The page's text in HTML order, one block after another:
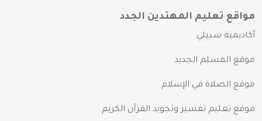
مواقع تعليم المهتدين الجدد
أكاديمية سبيلي
موقع المسلم الجديد
موقع الصلاة في الإسلام
موقع تعليم تفسير وتجويد القرآن الكريم